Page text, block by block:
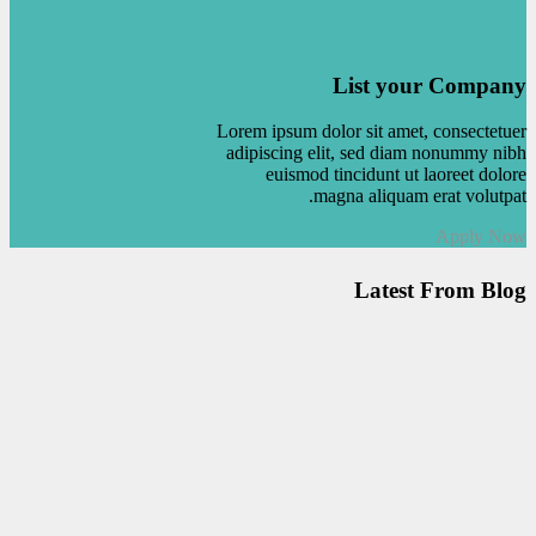
List your Company
Lorem ipsum dolor sit amet, consectetuer
adipiscing elit, sed diam nonummy nibh
euismod tincidunt ut laoreet dolore
magna aliquam erat volutpat.
Apply Now
Latest From Blog